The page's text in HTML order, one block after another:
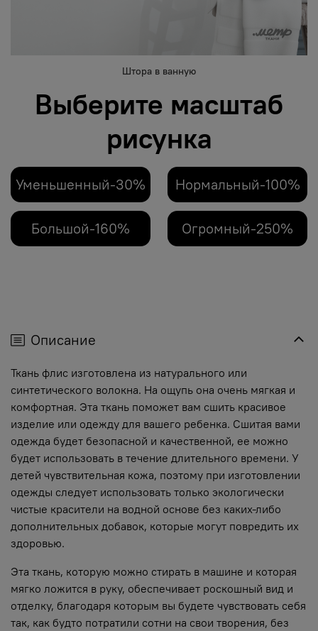
Штора в ванную
Выберите масштаб
рисунка
Уменьшенный-30% Нормальный-100%
Большой-160% Огромный-250%
Описание
Ткань флис изготовлена из натурального или
синтетического волокна. На ощупь она очень мягкая и
комфортная. Эта ткань поможет вам сшить красивое
изделие или одежду для вашего ребенка. Сшитая вами
одежда будет безопасной и качественной, ее можно
будет использовать в течение длительного времени. У
детей чувствительная кожа, поэтому при изготовлении
одежды следует использовать только экологически
чистые красители на водной основе без каких-либо
дополнительных добавок, которые могут повредить их
здоровью.
Эта ткань, которую можно стирать в машине и которая
мягко ложится в руку, обеспечивает роскошный вид и
отделку, благодаря которым вы будете чувствовать себя
так, как будто потратили сотни на свои творения, без